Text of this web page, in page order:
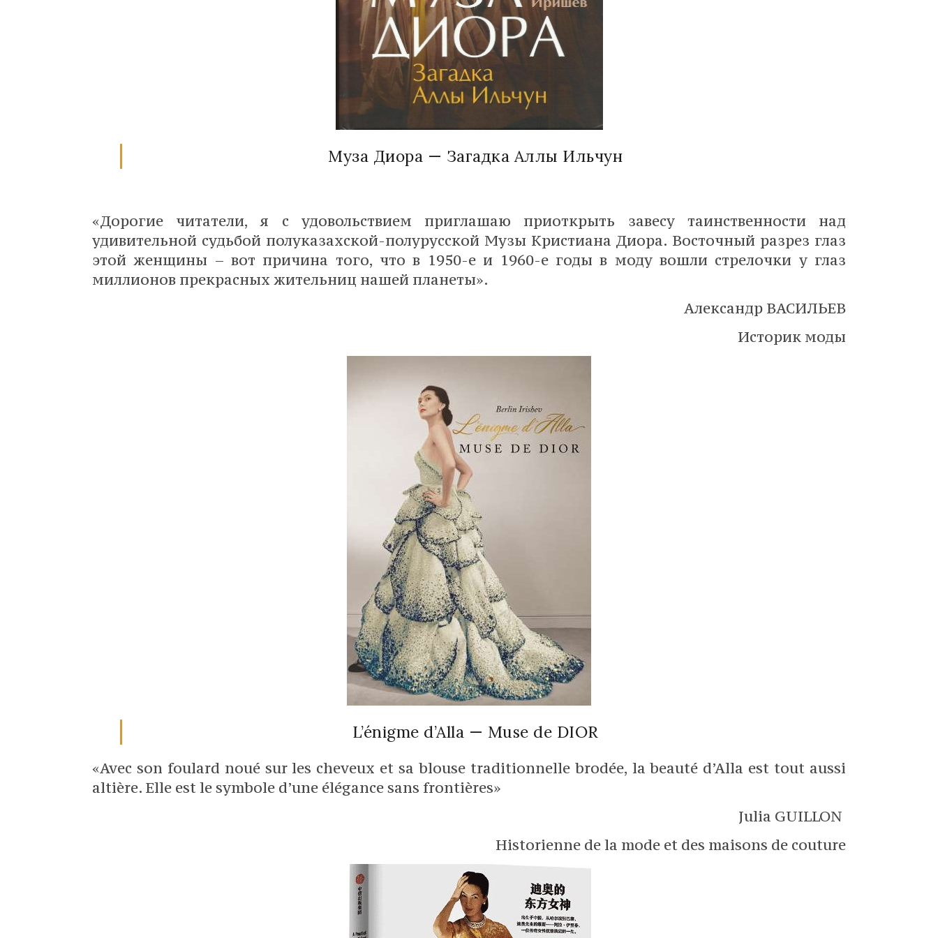
Муза Диора — Загадка Аллы Ильчун
«Дорогие читатели, я с удовольствием приглашаю приоткрыть завесу таинственности над
удивительной судьбой полуказахской-полурусской Музы Кристиана Диора. Восточный разрез глаз
этой женщины – вот причина того, что в 1950-е и 1960-е годы в моду вошли стрелочки у глаз
миллионов прекрасных жительниц нашей планеты».
Александр ВАСИЛЬЕВ
Историк моды
L’énigme d’Alla — Muse de DIOR
«Avec son foulard noué sur les cheveux et sa blouse traditionnelle brodée, la beauté d’Alla est tout aussi
altière. Elle est le symbole d’une élégance sans frontières»
Julia GUILLON
Historienne de la mode et des maisons de couture